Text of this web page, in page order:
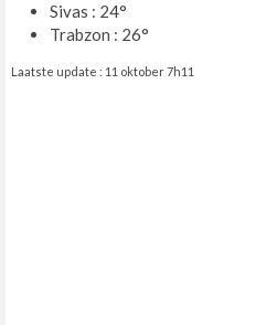
Sivas : 24°
Trabzon : 26°
Laatste update : 11 oktober 7h11